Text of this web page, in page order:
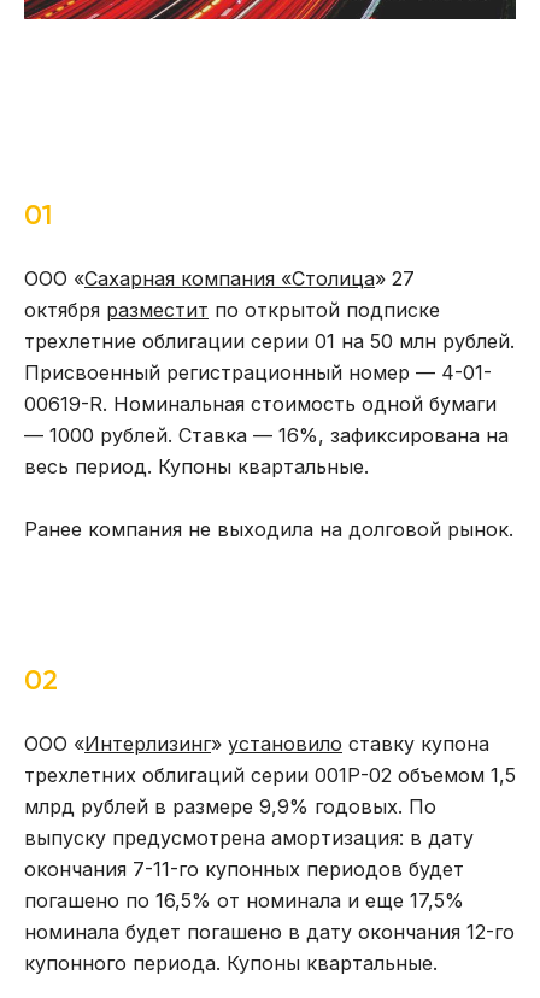
01
ООО «Сахарная компания «Столица» 27
октября разместит по открытой подписке
трехлетние облигации серии 01 на 50 млн рублей.
Присвоенный регистрационный номер — 4-01-
00619-R. Номинальная стоимость одной бумаги
— 1000 рублей. Ставка — 16%, зафиксирована на
весь период. Купоны квартальные.
Ранее компания не выходила на долговой рынок.
02
ООО «Интерлизинг» установило ставку купона
трехлетних облигаций серии 001Р-02 объемом 1,5
млрд рублей в размере 9,9% годовых. По
выпуску предусмотрена амортизация: в дату
окончания 7-11-го купонных периодов будет
погашено по 16,5% от номинала и еще 17,5%
номинала будет погашено в дату окончания 12-го
купонного периода. Купоны квартальные.